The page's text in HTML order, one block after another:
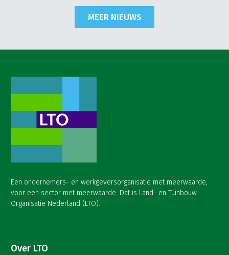
MEER NIEUWS
Een ondernemers- en werkgeversorganisatie met meerwaarde,
voor een sector met meerwaarde. Dat is Land- en Tuinbouw
Organisatie Nederland (LTO).
Over LTO